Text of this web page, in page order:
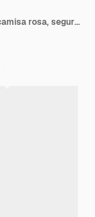
Linda garota loira de óculos vermelhos na camisa rosa, segurando a cabeça com o grande sorriso